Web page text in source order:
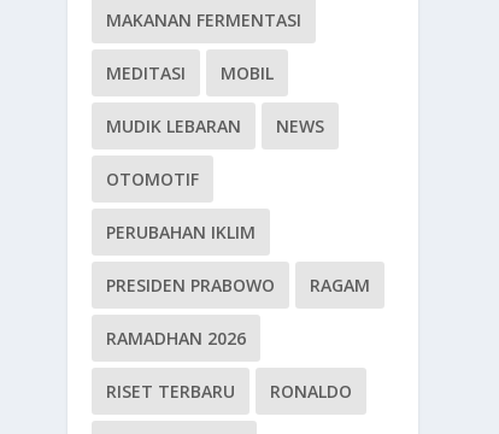
MAKANAN FERMENTASI
MEDITASI MOBIL
MUDIK LEBARAN NEWS
OTOMOTIF
PERUBAHAN IKLIM
PRESIDEN PRABOWO RAGAM
RAMADHAN 2026
RISET TERBARU RONALDO